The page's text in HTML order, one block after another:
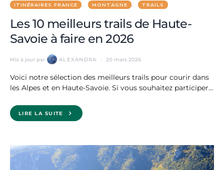
ITINÉRAIRES FRANCE MONTAGNE TRAILS
Les 10 meilleurs trails de Haute-
Savoie à faire en 2026
Mis à jour par ALEXANDRA 20 mars 2026
Voici notre sélection des meilleurs trails pour courir dans
les Alpes et en Haute-Savoie. Si vous souhaitez participer…
LIRE LA SUITE